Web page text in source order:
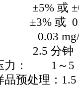
或
或 0.03
0.03
2.5 分钟
力： 1～5
品预处理：1.5